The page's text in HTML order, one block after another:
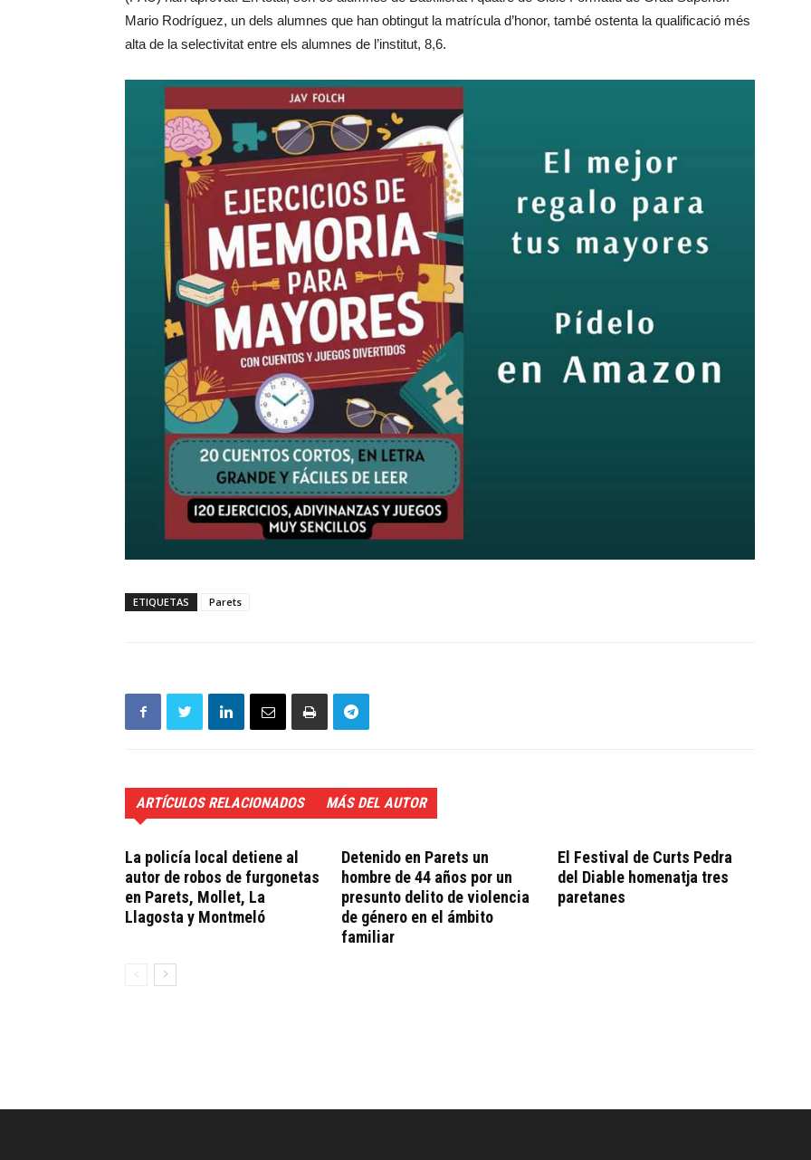
Mario Rodríguez, un dels alumnes que han obtingut la matrícula d’honor, també ostenta la qualificació més
alta de la selectivitat entre els alumnes de l’institut, 8,6.
ETIQUETAS Parets
ARTÍCULOS RELACIONADOS MÁS DEL AUTOR
La policía local detiene al
autor de robos de furgonetas
en Parets, Mollet, La
Llagosta y Montmeló
Detenido en Parets un
hombre de 44 años por un
presunto delito de violencia
de género en el ámbito
familiar
El Festival de Curts Pedra
del Diable homenatja tres
paretanes